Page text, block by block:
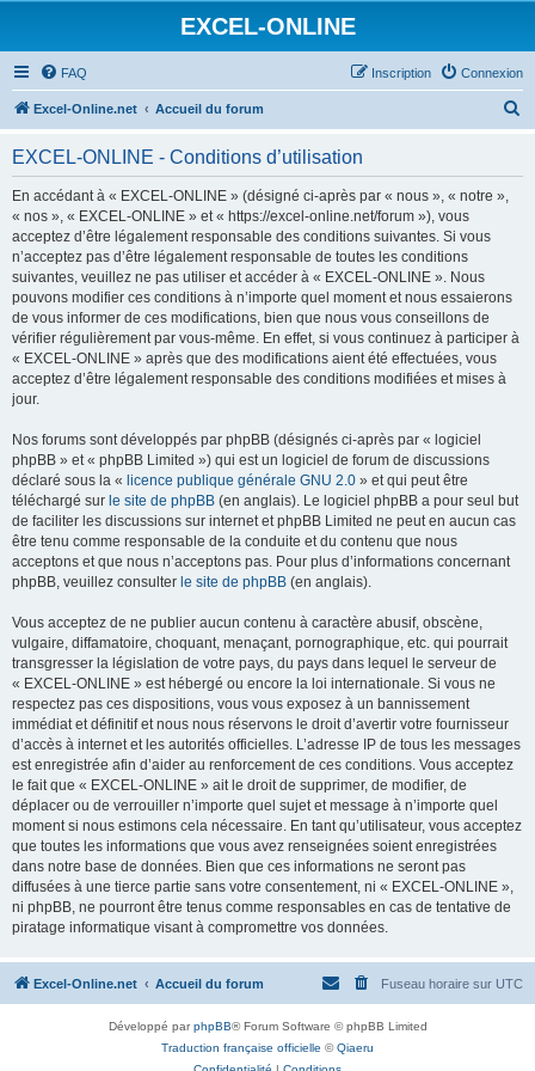
EXCEL-ONLINE
FAQ Connexion
Inscription
Excel-Online.net Accueil du forum
EXCEL-ONLINE - Conditions d’utilisation
En accédant à « EXCEL-ONLINE » (désigné ci-après par « nous », « notre »,
« nos », « EXCEL-ONLINE » et « https://excel-online.net/forum »), vous
acceptez d’être légalement responsable des conditions suivantes. Si vous
n’acceptez pas d’être légalement responsable de toutes les conditions
suivantes, veuillez ne pas utiliser et accéder à « EXCEL-ONLINE ». Nous
pouvons modifier ces conditions à n’importe quel moment et nous essaierons
de vous informer de ces modifications, bien que nous vous conseillons de
vérifier régulièrement par vous-même. En effet, si vous continuez à participer à
« EXCEL-ONLINE » après que des modifications aient été effectuées, vous
acceptez d’être légalement responsable des conditions modifiées et mises à
jour.
Nos forums sont développés par phpBB (désignés ci-après par « logiciel
phpBB » et « phpBB Limited ») qui est un logiciel de forum de discussions
déclaré sous la « licence publique générale GNU 2.0 » et qui peut être
téléchargé sur le site de phpBB (en anglais). Le logiciel phpBB a pour seul but
de faciliter les discussions sur internet et phpBB Limited ne peut en aucun cas
être tenu comme responsable de la conduite et du contenu que nous
acceptons et que nous n’acceptons pas. Pour plus d’informations concernant
phpBB, veuillez consulter le site de phpBB (en anglais).
Vous acceptez de ne publier aucun contenu à caractère abusif, obscène,
vulgaire, diffamatoire, choquant, menaçant, pornographique, etc. qui pourrait
transgresser la législation de votre pays, du pays dans lequel le serveur de
« EXCEL-ONLINE » est hébergé ou encore la loi internationale. Si vous ne
respectez pas ces dispositions, vous vous exposez à un bannissement
immédiat et définitif et nous nous réservons le droit d’avertir votre fournisseur
d’accès à internet et les autorités officielles. L’adresse IP de tous les messages
est enregistrée afin d’aider au renforcement de ces conditions. Vous acceptez
le fait que « EXCEL-ONLINE » ait le droit de supprimer, de modifier, de
déplacer ou de verrouiller n’importe quel sujet et message à n’importe quel
moment si nous estimons cela nécessaire. En tant qu’utilisateur, vous acceptez
que toutes les informations que vous avez renseignées soient enregistrées
dans notre base de données. Bien que ces informations ne seront pas
diffusées à une tierce partie sans votre consentement, ni « EXCEL-ONLINE »,
ni phpBB, ne pourront être tenus comme responsables en cas de tentative de
piratage informatique visant à compromettre vos données.
Excel-Online.net Accueil du forum Fuseau horaire sur UTC
Développé parphpBB® Forum Software © phpBB Limited
Traduction française officielle ©Qiaeru